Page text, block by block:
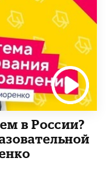
в России?